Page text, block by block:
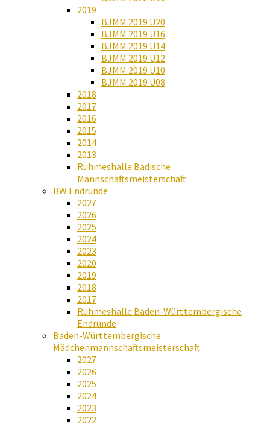
2019
BJMM 2019 U20
BJMM 2019 U16
BJMM 2019 U14
BJMM 2019 U12
BJMM 2019 U10
BJMM 2019 U08
2018
2017
2016
2015
2014
2013
Ruhmeshalle Badische
Mannschaftsmeisterschaft
BW Endrunde
2027
2026
2025
2024
2023
2020
2019
2018
2017
Ruhmeshalle Baden-Württembergische
Endrunde
Baden-Württembergische
Mädchenmannschaftsmeisterschaft
2027
2026
2025
2024
2023
2022